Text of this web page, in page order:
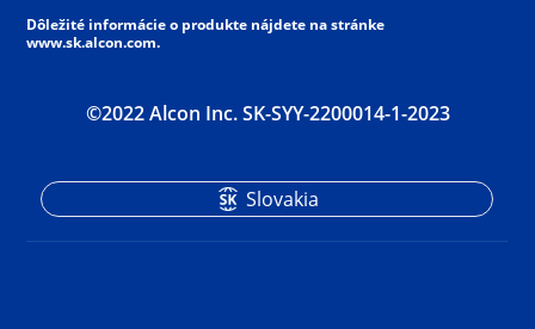
Dôležité informácie o produkte nájdete na stránke
www.sk.alcon.com.
©2022 Alcon Inc. SK-SYY-2200014-1-2023
Slovakia